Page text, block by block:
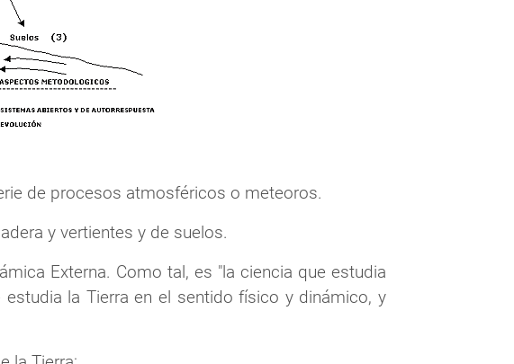
de procesos atmosféricos o meteoros.
y vertientes y de suelos.
Externa. Como tal, es "la ciencia que estudia
la Tierra en el sentido físico y dinámico, y